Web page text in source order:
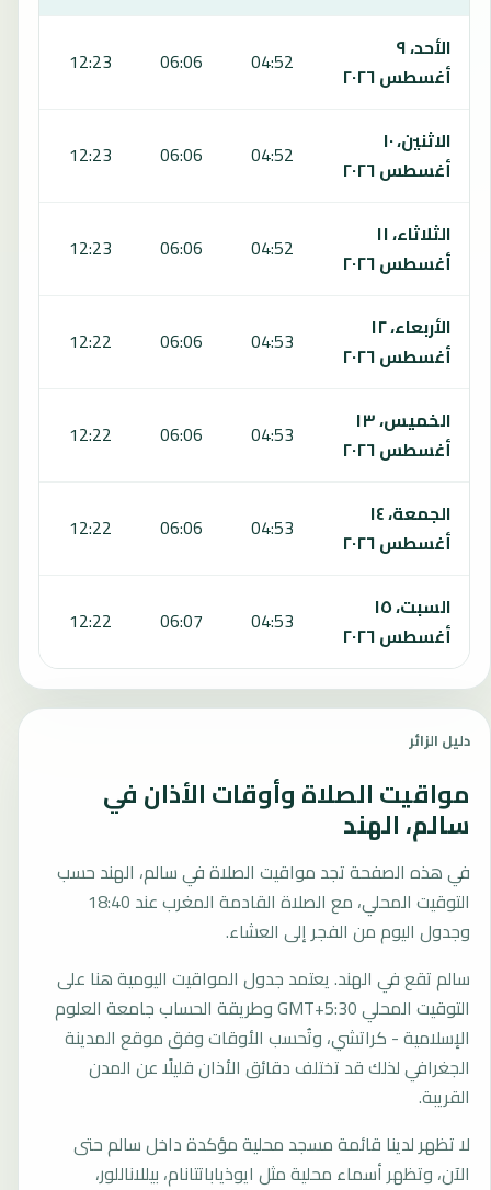
الأحد، ٩
أغسطس ٢٠٢٦
04:52
06:06
12:23
الاثنين، ١٠
أغسطس ٢٠٢٦
04:52
06:06
12:23
الثلاثاء، ١١
أغسطس ٢٠٢٦
04:52
06:06
12:23
الأربعاء، ١٢
أغسطس ٢٠٢٦
04:53
06:06
12:22
الخميس، ١٣
أغسطس ٢٠٢٦
04:53
06:06
12:22
الجمعة، ١٤
أغسطس ٢٠٢٦
04:53
06:06
12:22
السبت، ١٥
أغسطس ٢٠٢٦
04:53
06:07
12:22
دليل الزائر
مواقيت الصلاة وأوقات الأذان في
سالم، الهند
في هذه الصفحة تجد مواقيت الصلاة في سالم، الهند حسب
التوقيت المحلي، مع الصلاة القادمة المغرب عند 18:40
وجدول اليوم من الفجر إلى العشاء.
سالم تقع في الهند. يعتمد جدول المواقيت اليومية هنا على
التوقيت المحلي GMT+5:30 وطريقة الحساب جامعة العلوم
الإسلامية - كراتشي، وتُحسب الأوقات وفق موقع المدينة
الجغرافي لذلك قد تختلف دقائق الأذان قليلًا عن المدن
القريبة.
لا تظهر لدينا قائمة مسجد محلية مؤكدة داخل سالم حتى
الآن، وتظهر أسماء محلية مثل ايوذياباتتانام، بيللاناللور،